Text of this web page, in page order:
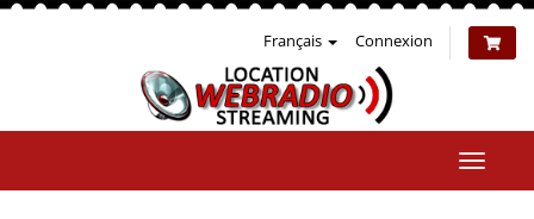
Français Connexion
la